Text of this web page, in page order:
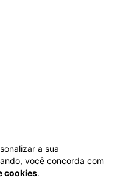
a sua
você concorda com
cookies.